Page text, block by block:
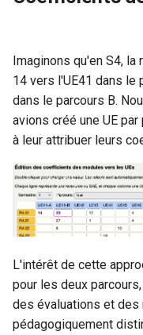
Imaginons qu'en S4, la
14 vers l'UE41 dans le
dans le parcours B.
avions créé une UE par
à leur attribuer leurs
L'intérêt de cette
pour les deux
des évaluations et des
pédagogiquement